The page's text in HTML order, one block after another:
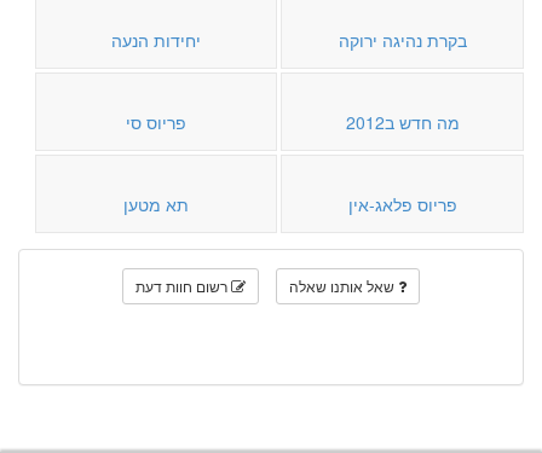
בקרת נהיגה ירוקה יחידות הנעה
מה חדש ב2012 פריוס סי
פריוס פלאג-אין תא מטען
שאל אותנו שאלה רשום חוות דעת